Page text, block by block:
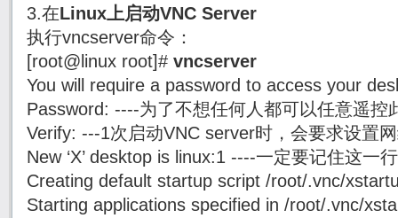
3.在Linux上启动VNC Server
执行vncserver命令：
[root@linux root]# vncserver
You will require a password to access your
Password: ----为了不想任何人都可以任意遥控
Verify: ---1次启动VNC server时，会要求设置
New ‘X’ desktop is linux:1 ----一定要记住这一
Creating default startup script /root/.vnc/
Starting applications specified in /root/.vnc/